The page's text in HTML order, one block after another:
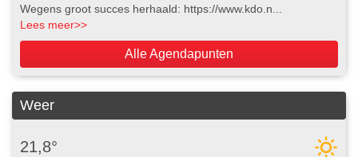
Wegens groot succes herhaald: https://www.kdo.n...
Lees meer>>
Alle Agendapunten
Weer
21,8°